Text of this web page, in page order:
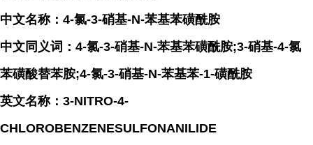
中文名称：4-氯-3-硝基-N-苯基苯磺酰胺
中文同义词：4-氯-3-硝基-N-苯基苯磺酰胺;3-硝基-4-氯
苯磺酸替苯胺;4-氯-3-硝基-N-苯基苯-1-磺酰胺
英文名称：3-NITRO-4-
CHLOROBENZENESULFONANILIDE